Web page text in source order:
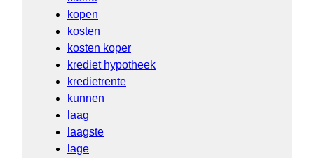
kopen
kosten
kosten koper
krediet hypotheek
kredietrente
kunnen
laag
laagste
lage